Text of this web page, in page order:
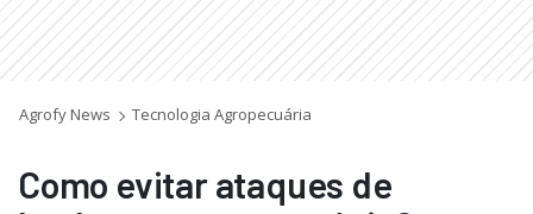
Agrofy News Tecnologia Agropecuária
Como evitar ataques de